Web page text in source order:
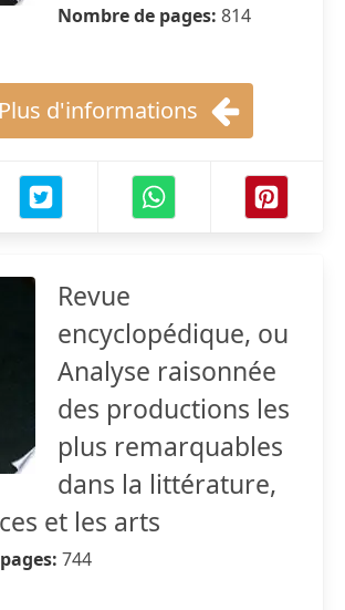
Nombre de pages: 814
Plus d'informations
Revue
encyclopédique, ou
Analyse raisonnée
des productions les
plus remarquables
dans la littérature,
et les arts
744